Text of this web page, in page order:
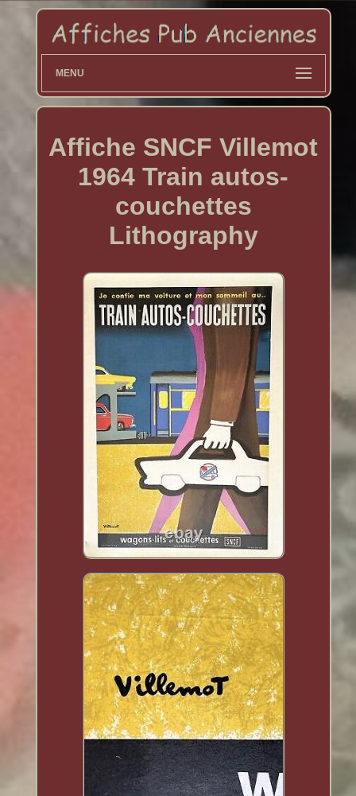
MENU
Affiche SNCF Villemot
1964 Train autos-
couchettes
Lithography